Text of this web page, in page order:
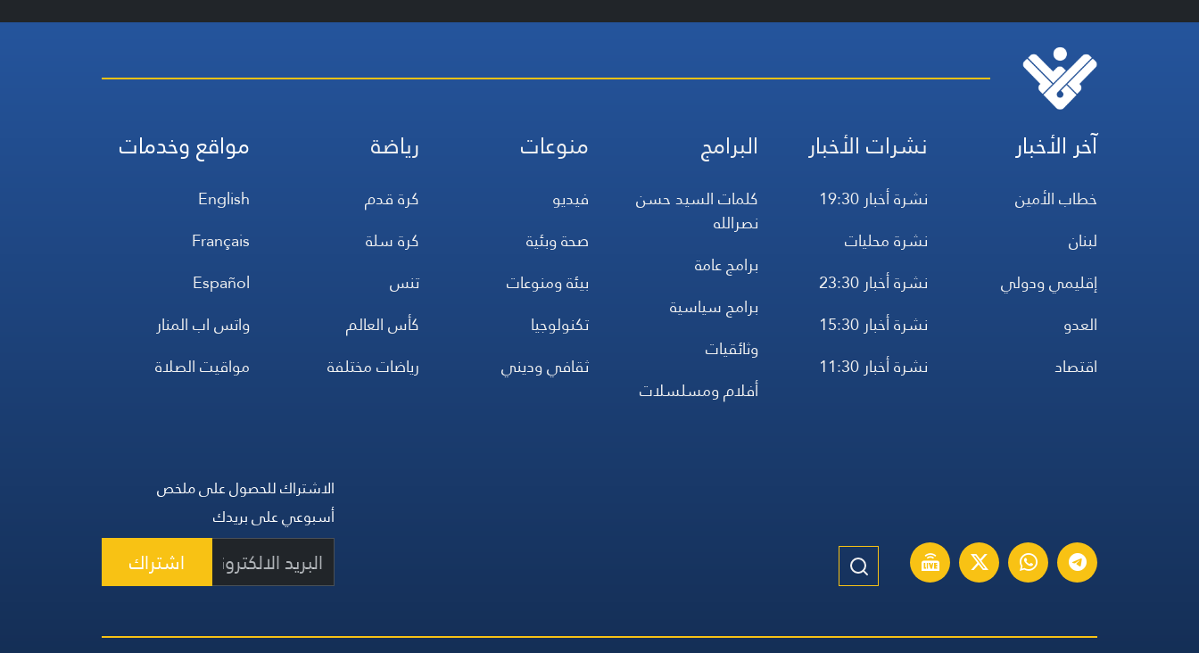
آخر الأخبار
خطاب الأمين
لبنان
إقليمي ودولي
العدو
اقتصاد
نشرات الأخبار
نشرة أخبار 19:30
نشرة محليات
نشرة أخبار 23:30
نشرة أخبار 15:30
نشرة أخبار 11:30
البرامج
كلمات السيد حسن
نصرالله
برامج عامة
برامج سياسية
وثائقيات
أفلام ومسلسلات
منوعات
فيديو
صحة وبئية
بيئة ومنوعات
تكنولوجيا
ثقافي وديني
رياضة
كرة قدم
كرة سلة
تنس
كأس العالم
رياضات مختلفة
مواقع وخدمات
English
Français
Español
واتس اب المنار
مواقيت الصلاة
الاشتراك للحصول على ملخص
أسبوعي على بريدك
اشتراك